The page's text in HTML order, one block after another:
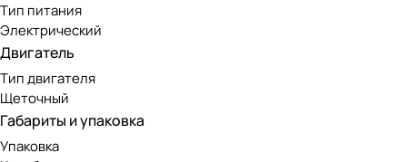
Тип питания
Электрический
Двигатель
Тип двигателя
Щеточный
Габариты и упаковка
Упаковка